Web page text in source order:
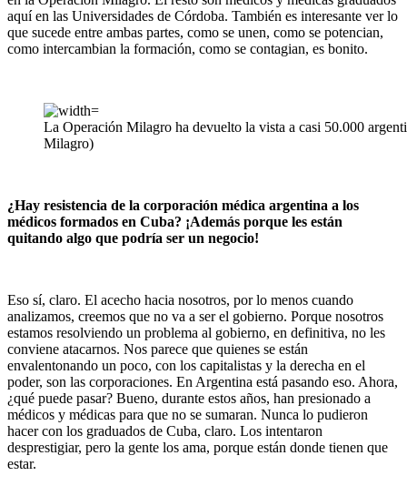
aquí en las Universidades de Córdoba. También es interesante ver lo
que sucede entre ambas partes, como se unen, como se potencian,
como intercambian la formación, como se contagian, es bonito.
La Operación Milagro ha devuelto la vista a casi 50.000
Milagro)
¿Hay resistencia de la corporación médica argentina a los
médicos formados en Cuba? ¡Además porque les están
quitando algo que podría ser un negocio!
Eso sí, claro. El acecho hacia nosotros, por lo menos cuando
analizamos, creemos que no va a ser el gobierno. Porque nosotros
estamos resolviendo un problema al gobierno, en definitiva, no les
conviene atacarnos. Nos parece que quienes se están
envalentonando un poco, con los capitalistas y la derecha en el
poder, son las corporaciones. En Argentina está pasando eso. Ahora,
¿qué puede pasar? Bueno, durante estos años, han presionado a
médicos y médicas para que no se sumaran. Nunca lo pudieron
hacer con los graduados de Cuba, claro. Los intentaron
desprestigiar, pero la gente los ama, porque están donde tienen que
estar.